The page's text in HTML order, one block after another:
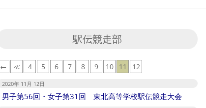
駅伝競走部
← ≪ 4 5 6 7 8 9 10 11 12
2020年 11月 12日
男子第56回・女子第31回 東北高等学校駅伝競走大会